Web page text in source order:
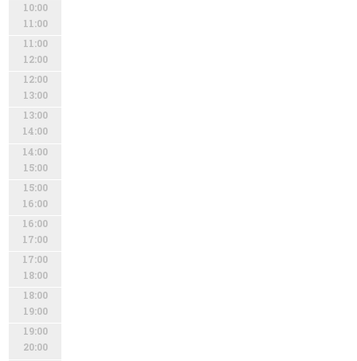
10:00
11:00
11:00
12:00
12:00
13:00
13:00
14:00
14:00
15:00
15:00
16:00
16:00
17:00
17:00
18:00
18:00
19:00
19:00
20:00